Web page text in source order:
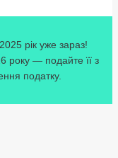
рік уже зараз!
року — подайте її з
податку.